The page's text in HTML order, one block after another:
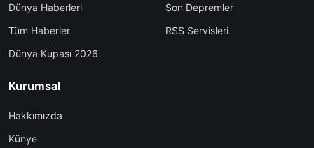
Dünya Haberleri
Tüm Haberler
Dünya Kupası 2026
Son Depremler
RSS Servisleri
Kurumsal
Hakkımızda
Künye